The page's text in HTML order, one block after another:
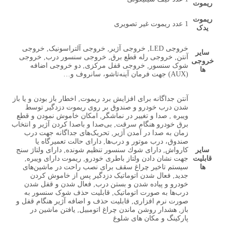
ریموت
ریموت
یدک
1 عدد ریموت غیر تصویری
سایر
خروجی
ها
خروجی LED, خروجی آژیر, خروجی آلتراسونیک, خروجی
آنتن, خروجی رله قطع برق, خروجی سنسور درب, خروجی
شوک سنسور, خروجی قفل مرکزی, دو خروجی اضافه
(AUX) جهت فرمان آینه‌تاشو، سانروف و…
سایر
قابلیت
ها
آنتن جداگانه برای افزایش برد ریموت, اخطار باز بودن و یا باز
شدن درب خودرو و صندوق بر روی ریموت دزدگیر توسط
ویبره , صدا و تغییر در نماشگر, امکان خاموش نمودن و قطع
برق خودرو هنگام سرقت, بی‌صدا و باصدا کردن آژیر و انتخاب
زمان به صدا در آمدن آژیر, تحریک‌های جداگانه جهت درب
صندوق، درب موتور و درب‌ها, دارای حالت تعمیرگاه یا
کارواش, دارای شوك سنسور تنظیم شونده, دارای ولتاژ سنج
جهت نشان دادن ولتاز باطری خودرو, ریموت دارای ویبره,
سیستم تاخیر چراغ سقف برای نصب راحت در ماشین‌های
جدید, فعال شدن اتوماتیک دزدگیر پس از خاموش کردن
خودرو و پیاده شدن و بستن درب, فعال شدن و قفل شدن
درب‌ها به صورت اتوماتیک, قابلیت حذف شوک‌ سنسور به
صورت نرم‌ افزاری, قابلیت حذف و اضافه آژیر هنگام قفل و
باز, هشدار روشن ماندن چراغ اتومبیل, یافتن ماشین در
پارکینگ و مکان های شلوغ